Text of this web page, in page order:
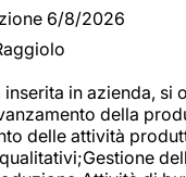
6/8/2026
in azienda, si
della
delle attività